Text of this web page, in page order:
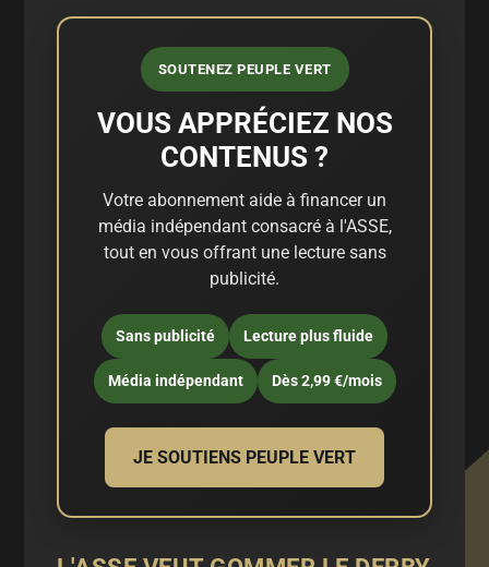
SOUTENEZ PEUPLE VERT
VOUS APPRÉCIEZ NOS
CONTENUS ?
Votre abonnement aide à financer un
média indépendant consacré à l'ASSE,
tout en vous offrant une lecture sans
publicité.
Sans publicité Lecture plus fluide
Média indépendant Dès 2,99 €/mois
JE SOUTIENS PEUPLE VERT